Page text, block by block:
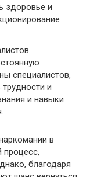
здоровье и
специалистов,
и
и навыки
в
процесс,
благодаря